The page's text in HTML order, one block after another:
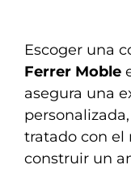
Escoger una
Ferrer Moble
asegura una
tratado con el
construir un